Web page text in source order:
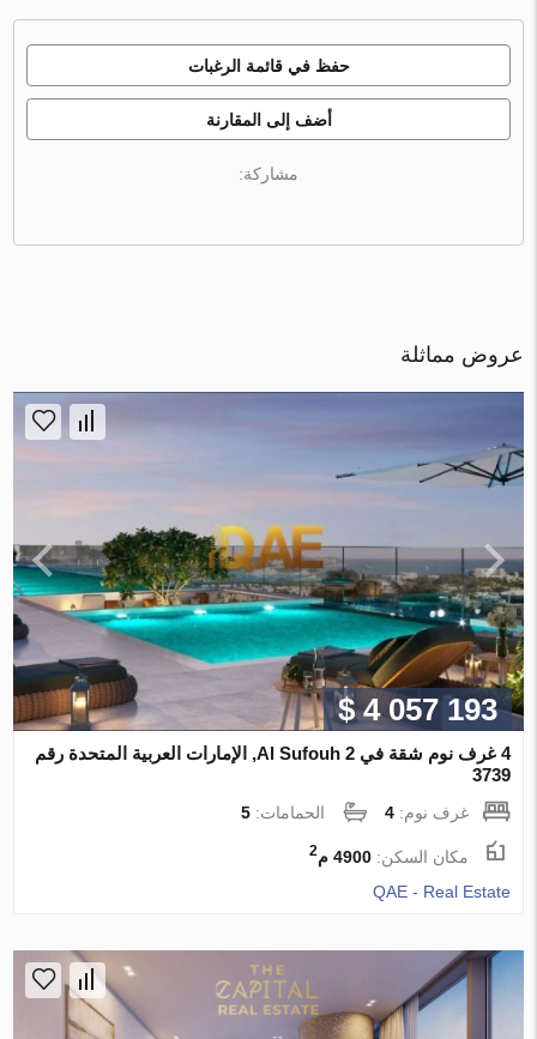
حفظ في قائمة الرغبات
أضف إلى المقارنة
مشاركة:
عروض مماثلة
$ 4 057 193
4 غرف نوم شقة في Al Sufouh 2, الإمارات العربية المتحدة رقم
3739
غرف نوم:4 الحمامات:5
مكان السكن:4900 م 2
QAE - Real Estate